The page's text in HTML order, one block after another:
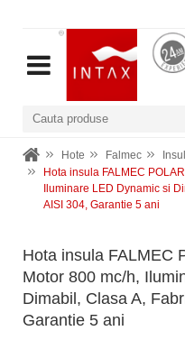
Hote Falmec
Hota insula FALMEC
Iluminare LED Dynamic si
AISI 304, Garantie 5 ani
Hota insula FALMEC
Motor 800 mc/h,
Dimabil, Clasa A,
Garantie 5 ani